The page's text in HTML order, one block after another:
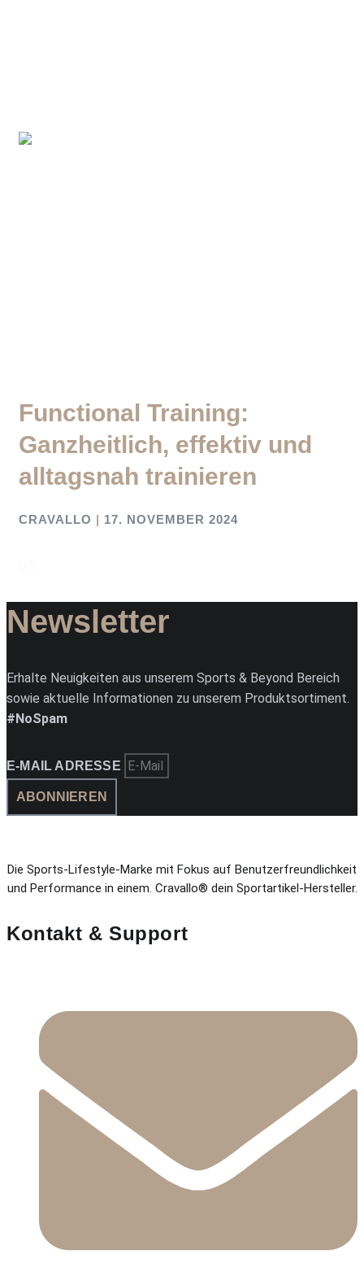
Functional Training:
Ganzheitlich, effektiv und
alltagsnah trainieren
CRAVALLO 17. NOVEMBER 2024
Newsletter
Erhalte Neuigkeiten aus unserem Sports & Beyond Bereich
sowie aktuelle Informationen zu unserem Produktsortiment.
#NoSpam
E-MAIL ADRESSE
ABONNIEREN
Die Sports-Lifestyle-Marke mit Fokus auf Benutzerfreundlichkeit
und Performance in einem. Cravallo® dein Sportartikel-Hersteller.
Kontakt & Support